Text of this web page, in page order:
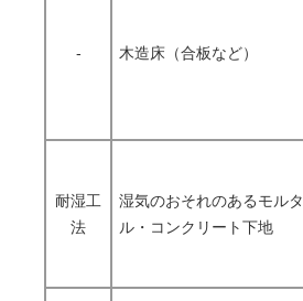
- 木造床（合板など）
耐湿工
法
湿気のおそれのあるモルタ
ル・コンクリート下地